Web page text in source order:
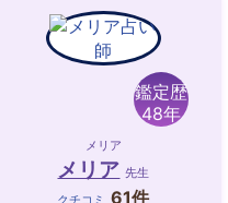
波動修正 送念 カードリ
ーディング
鑑定歴
48年
メリア
メリア 先生
クチコミ
61件